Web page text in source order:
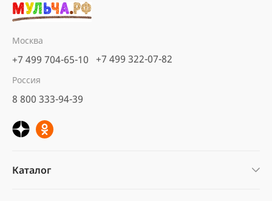
Москва
+7 499 704-65-10 +7 499 322-07-82
Россия
8 800 333-94-39
Каталог